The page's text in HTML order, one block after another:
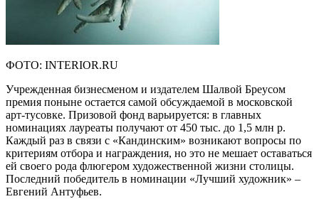
ФОТО: INTERIOR.RU
Учрежденная бизнесменом и издателем Шалвой Бреусом
премия поныне остается самой обсуждаемой в московской
арт-тусовке. Призовой фонд варьируется: в главных
номинациях лауреаты получают от 450 тыс. до 1,5 млн р.
Каждый раз в связи с «Кандинским» возникают вопросы по
критериям отбора и награждения, но это не мешает оставаться
ей своего рода флюгером художественной жизни столицы.
Последний победитель в номинации «Лучший художник» –
Евгений Антуфьев.